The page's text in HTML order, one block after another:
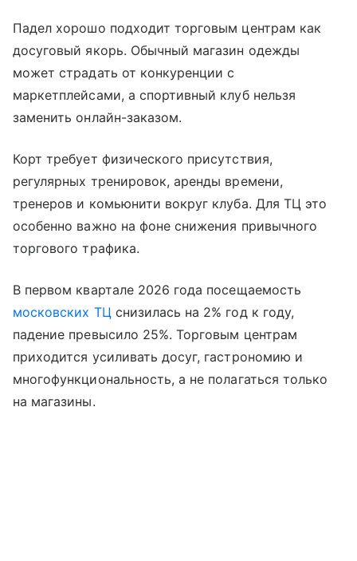
Падел хорошо подходит торговым центрам как
досуговый якорь. Обычный магазин одежды
может страдать от конкуренции с
маркетплейсами, а спортивный клуб нельзя
заменить онлайн-заказом.
Корт требует физического присутствия,
регулярных тренировок, аренды времени,
тренеров и комьюнити вокруг клуба. Для ТЦ это
особенно важно на фоне снижения привычного
торгового трафика.
В первом квартале 2026 года посещаемость
московских ТЦ снизилась на 2% год к году,
падение превысило 25%. Торговым центрам
приходится усиливать досуг, гастрономию и
многофункциональность, а не полагаться только
на магазины.